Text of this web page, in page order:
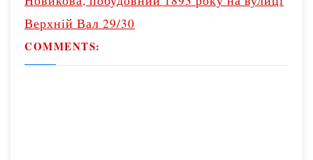
i
g
a
Верхній Вал 29/30
COMMENTS: